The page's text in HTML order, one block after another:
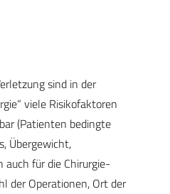
sind in der
viele Risikofaktoren
(Patienten bedingte
Übergewicht,
auch für die Chirurgie-
der Operationen, Ort der